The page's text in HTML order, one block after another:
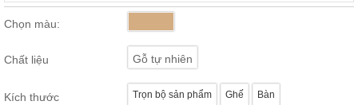
Phòng
Ăn
ghế
bếp
Chọn màu:
Chất liệu Gỗ tự nhiên
Kích thước Trọn bộ sản phẩm Ghế Bàn